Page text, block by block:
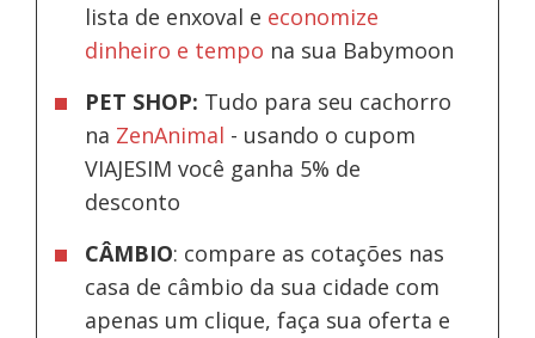
lista de enxoval e economize
dinheiro e tempo na sua Babymoon
PET SHOP: Tudo para seu cachorro
na ZenAnimal - usando o cupom
VIAJESIM você ganha 5% de
desconto
CÂMBIO: compare as cotações nas
casa de câmbio da sua cidade com
apenas um clique, faça sua oferta e